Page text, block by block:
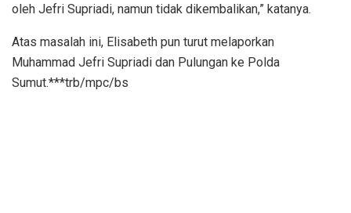
oleh Jefri Supriadi, namun tidak dikembalikan,” katanya.
Atas masalah ini, Elisabeth pun turut melaporkan
Muhammad Jefri Supriadi dan Pulungan ke Polda
Sumut.***trb/mpc/bs